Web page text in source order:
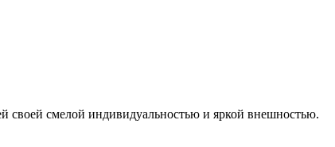
своей смелой индивидуальностью и яркой внешностью.